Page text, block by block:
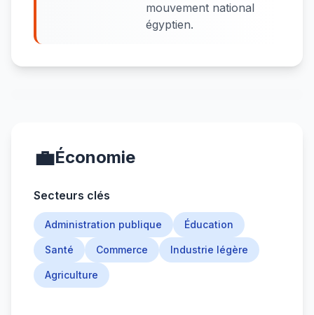
mouvement national
égyptien.
💼Économie
Secteurs clés
Administration publique Éducation
Santé Commerce Industrie légère
Agriculture